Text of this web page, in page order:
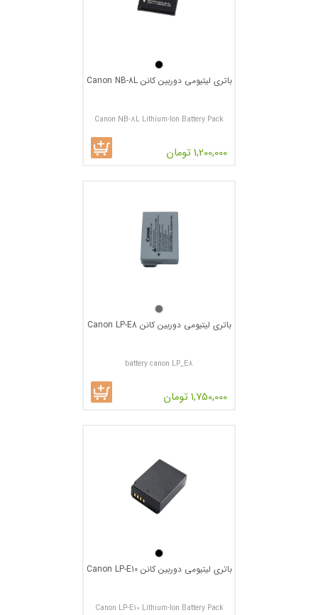
باتری لیتیومی دوربین کانن Canon NB-8L
Canon NB-8L Lithium-Ion Battery Pack
1,200,000 تومان
باتری لیتیومی دوربین کانن Canon LP-E8
battery canon LP_E8
1,750,000 تومان
باتری لیتیومی دوربین کانن Canon LP-E10
Canon LP-E10 Lithium-Ion Battery Pack